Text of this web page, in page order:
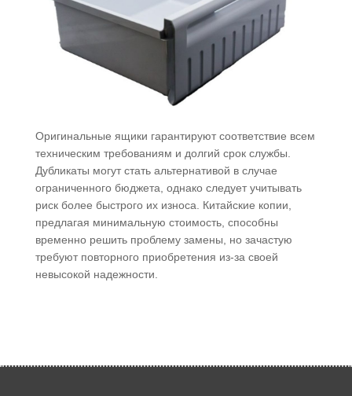
Оригинальные ящики гарантируют соответствие всем
техническим требованиям и долгий срок службы.
Дубликаты могут стать альтернативой в случае
ограниченного бюджета, однако следует учитывать
риск более быстрого их износа. Китайские копии,
предлагая минимальную стоимость, способны
временно решить проблему замены, но зачастую
требуют повторного приобретения из-за своей
невысокой надежности.